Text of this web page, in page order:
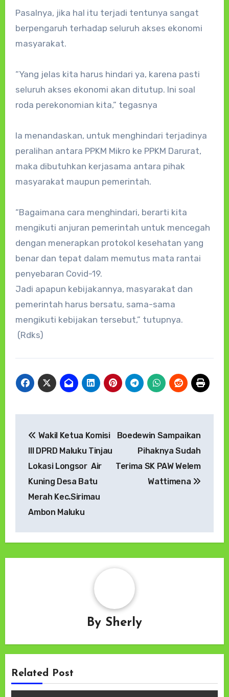
Pasalnya, jika hal itu terjadi tentunya sangat
berpengaruh terhadap seluruh akses ekonomi
masyarakat.
“Yang jelas kita harus hindari ya, karena pasti
seluruh akses ekonomi akan ditutup. Ini soal
roda perekonomian kita,” tegasnya
Ia menandaskan, untuk menghindari terjadinya
peralihan antara PPKM Mikro ke PPKM Darurat,
maka dibutuhkan kerjasama antara pihak
masyarakat maupun pemerintah.
“Bagaimana cara menghindari, berarti kita
mengikuti anjuran pemerintah untuk mencegah
dengan menerapkan protokol kesehatan yang
benar dan tepat dalam memutus mata rantai
penyebaran Covid-19.
Jadi apapun kebijakannya, masyarakat dan
pemerintah harus bersatu, sama-sama
mengikuti kebijakan tersebut,” tutupnya.
(Rdks)
pos
Wakil Ketua Komisi
III DPRD Maluku Tinjau
Lokasi Longsor Air
Kuning Desa Batu
Merah Kec.Sirimau
Ambon Maluku
Boedewin Sampaikan
Pihaknya Sudah
Terima SK PAW Welem
Wattimena
By Sherly
Related Post